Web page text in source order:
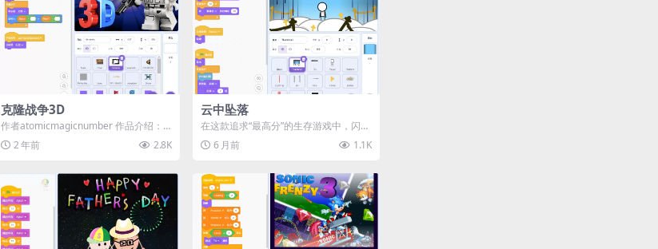
克隆战争3D
作者atomicmagicnumber 作品介绍：
《克隆战争3D (Clone...
2 年前 2.8K
云中坠落
在这款追求“最高分”的生存游戏中，闪转
腾挪，躲避从天而降的障碍物吧！ O
///...6 月前 1.1K